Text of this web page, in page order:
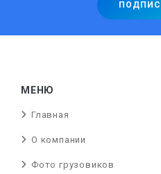
МЕНЮ
Главная
О компании
Фото грузовиков